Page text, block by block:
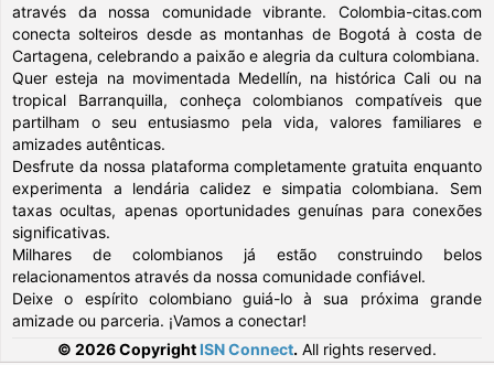
através da nossa comunidade vibrante. Colombia-citas.com
conecta solteiros desde as montanhas de Bogotá à costa de
Cartagena, celebrando a paixão e alegria da cultura colombiana.
Quer esteja na movimentada Medellín, na histórica Cali ou na
tropical Barranquilla, conheça colombianos compatíveis que
partilham o seu entusiasmo pela vida, valores familiares e
amizades autênticas.
Desfrute da nossa plataforma completamente gratuita enquanto
experimenta a lendária calidez e simpatia colombiana. Sem
taxas ocultas, apenas oportunidades genuínas para conexões
significativas.
Milhares de colombianos já estão construindo belos
relacionamentos através da nossa comunidade confiável.
Deixe o espírito colombiano guiá-lo à sua próxima grande
amizade ou parceria. ¡Vamos a conectar!
© 2026 Copyright ISN Connect. All rights reserved.